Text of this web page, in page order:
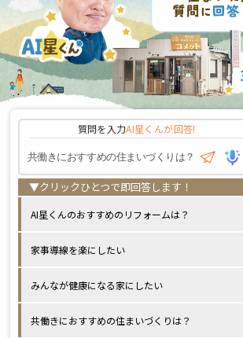
質問を入力AI星くんが回答!
AI星くんのおすすめのリフォームは？
家事導線を楽にしたい
みんなが健康になる家にしたい
共働きにおすすめの住まいづくりは？